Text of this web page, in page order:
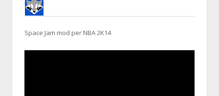
MIRK811 APRIL 2014, 21:45:27RE:YOUTUBE, NOSTRA CROCE E DELIZIA
Space Jam mod per NBA 2K14